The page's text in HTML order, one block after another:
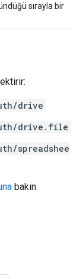
sırayla bir
drive
drive.file
spreadshee
bakın.